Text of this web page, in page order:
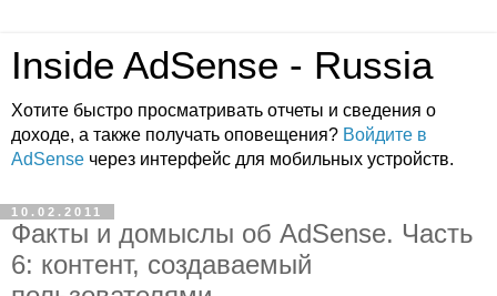
Inside AdSense - Russia
Хотите быстро просматривать отчеты и сведения о
доходе, а также получать оповещения? Войдите в
AdSense через интерфейс для мобильных устройств.
10.02.2011
Факты и домыслы об AdSense. Часть
6: контент, создаваемый